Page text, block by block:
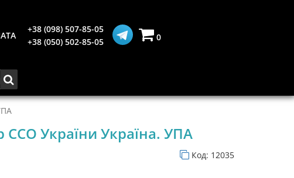
+38 (098) 507-85-05
+38 (050) 502-85-05
0
ССО України Україна. УПА
Код: 12035